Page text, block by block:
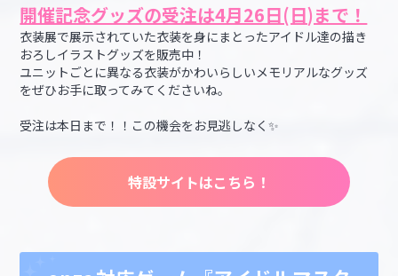
開催記念グッズの受注は4月26日(日)まで！
衣装展で展示されていた衣装を身にまとったアイドル達の描き
おろしイラストグッズを販売中！
ユニットごとに異なる衣装がかわいらしいメモリアルなグッズ
をぜひお手に取ってみてくださいね。
受注は本日まで！！この機会をお見逃しなく✨
特設サイトはこちら！